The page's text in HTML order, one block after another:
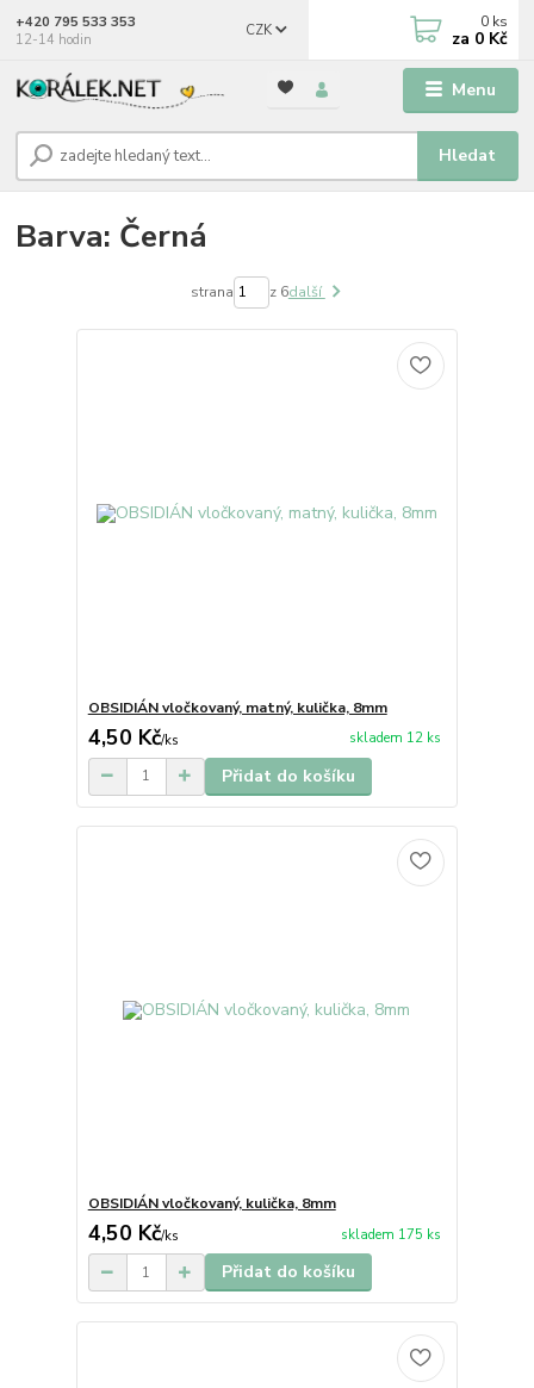
Menu
CZK
Hledat
+420 795 533 353
12-14 hodin
0 ks
za 0 Kč
Barva: Černá
strana z 6další
OBSIDIÁN vločkovaný, matný, kulička, 8mm
4,50 Kč/ks skladem 12 ks
Přidat do košíku
OBSIDIÁN vločkovaný, kulička, 8mm
4,50 Kč/ks skladem 175 ks
Přidat do košíku